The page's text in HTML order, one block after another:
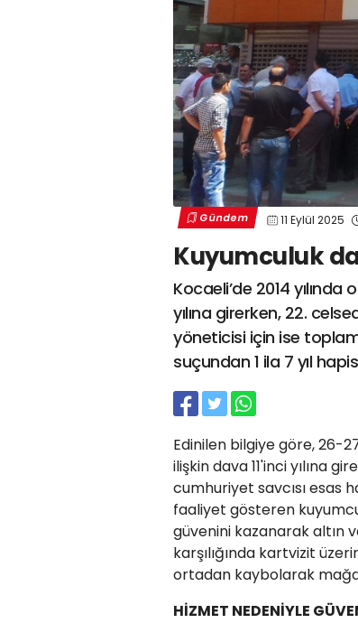
Gündem 11 Eylül 2025
Kuyumculuk
Kocaeli’de 2014
yılına girerken, 22.
yöneticisi için ise
suçundan 1 ila 7 yıl
Edinilen bilgiye göre, 26-
ilişkin dava 11'inci yılına
cumhuriyet savcısı esas
faaliyet gösteren
güvenini kazanarak altın
karşılığında kartvizit
ortadan kaybolarak
HİZMET NEDENİYLE